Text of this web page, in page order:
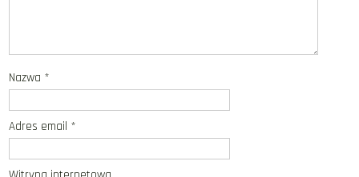
Nazwa *
Adres email *